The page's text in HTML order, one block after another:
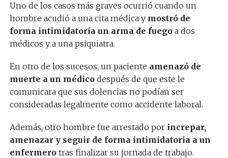
Uno de los casos más graves ocurrió cuando un
hombre acudió a una cita médica y mostró de
forma intimidatoria un arma de fuegoa dos
médicos y a una psiquiatra.
En otro de los sucesos, un paciente amenazó de
muerte a un médicodespués de que este le
comunicara que sus dolencias no podían ser
consideradas legalmente como accidente laboral.
Además, otro hombre fue arrestado por increpar,
amenazar y seguir de forma intimidatoria a un
enfermerotras finalizar su jornada de trabajo.